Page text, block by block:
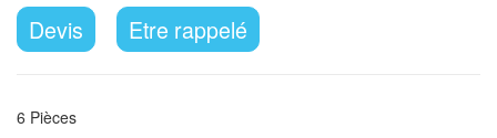
Devis Etre rappelé
6 Pièces